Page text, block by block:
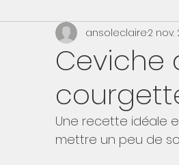
Ceviche
ansoleclaire2 nov.
Une recette idéale
mettre un peu de